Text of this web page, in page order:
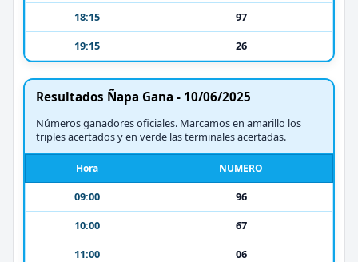
18:15
97
19:15
26
Resultados Ñapa Gana - 10/06/2025
Números ganadores oficiales. Marcamos en amarillo los
triples acertados y en verde las terminales acertadas.
Hora NUMERO
09:00
96
10:00
67
11:00
06